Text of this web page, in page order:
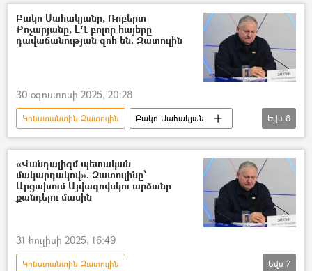
Բակո Սահակյանը, Ռոբերտ
Քոչարյանը, ԼՂ բոլոր հայերը
դավաճանության զոհ են. Զատուլին
30 օգոստոսի 2025, 20:28
Կոնստանտին Զատուլին
Բակո Սահակյան
Ռոբերտ Քոչարյան
Ծննդյան օր
հայ
Լեռնային Ղարաբաղ
հայ-ադրբեջանական
Ադրբեջան
գերի
Հայ գերիներ, անհետ կորածներ
Եվս 8
«Վանդալիզմ պետական
մակարդակով». Զատուլինը՝
Արցախում Այվազովսկու արձանը
քանդելու մասին
31 հուլիսի 2025, 16:49
Կոնստանտին Զատուլին
Եվս 7